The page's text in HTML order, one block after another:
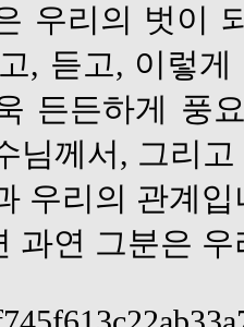
우리의 벗이
, 듣고, 이렇
든든하게 풍
님께서, 그리
우리의 관계입
과연 그분은